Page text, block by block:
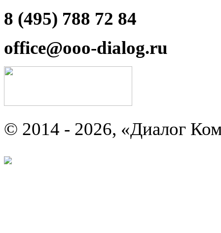
8 (495) 788 72 84
office@ooo-dialog.ru
© 2014 - 2026, «Диалог